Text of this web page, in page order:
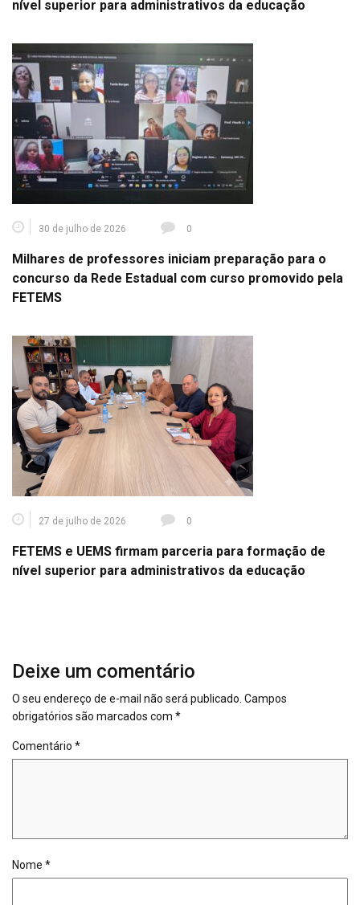
nível superior para administrativos da educação
30 de julho de 2026 0
Milhares de professores iniciam preparação para o
concurso da Rede Estadual com curso promovido pela
FETEMS
27 de julho de 2026 0
FETEMS e UEMS firmam parceria para formação de
nível superior para administrativos da educação
Deixe um comentário
O seu endereço de e-mail não será publicado. Campos
obrigatórios são marcados com *
Comentário *
Nome *